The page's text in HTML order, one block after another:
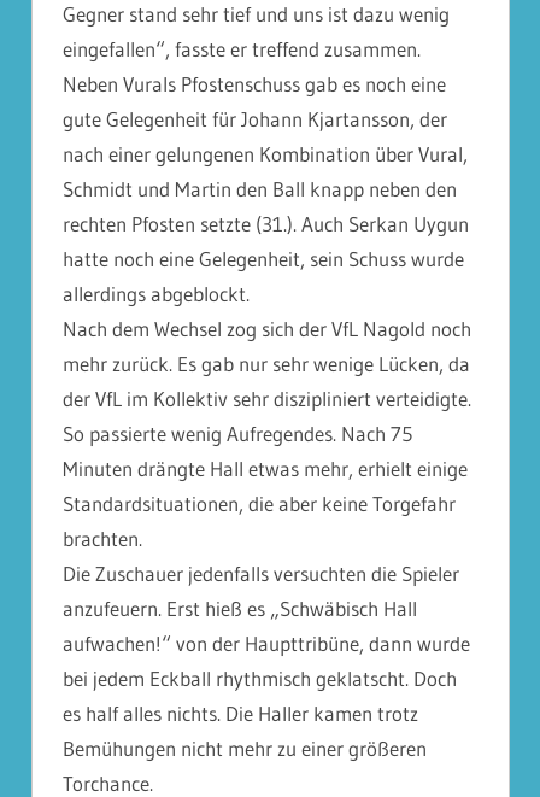
Gegner stand sehr tief und uns ist dazu wenig
eingefallen“, fasste er treffend zusammen.
Neben Vurals Pfostenschuss gab es noch eine
gute Gelegenheit für Johann Kjartansson, der
nach einer gelungenen Kombination über Vural,
Schmidt und Martin den Ball knapp neben den
rechten Pfosten setzte (31.). Auch Serkan Uygun
hatte noch eine Gelegenheit, sein Schuss wurde
allerdings abgeblockt.
Nach dem Wechsel zog sich der VfL Nagold noch
mehr zurück. Es gab nur sehr wenige Lücken, da
der VfL im Kollektiv sehr diszipliniert verteidigte.
So passierte wenig Aufregendes. Nach 75
Minuten drängte Hall etwas mehr, erhielt einige
Standardsituationen, die aber keine Torgefahr
brachten.
Die Zuschauer jedenfalls versuchten die Spieler
anzufeuern. Erst hieß es „Schwäbisch Hall
aufwachen!“ von der Haupttribüne, dann wurde
bei jedem Eckball rhythmisch geklatscht. Doch
es half alles nichts. Die Haller kamen trotz
Bemühungen nicht mehr zu einer größeren
Torchance.